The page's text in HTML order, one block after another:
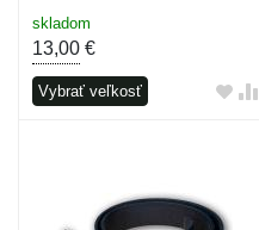
skladom
13,00 €
Vybrať veľkosť